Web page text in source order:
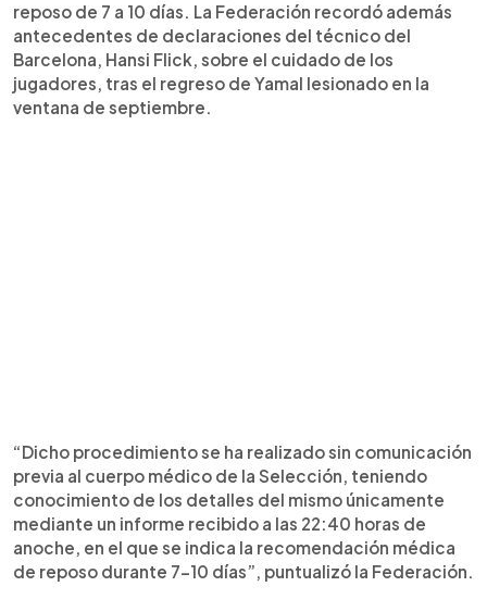
reposo de 7 a 10 días. La Federación recordó además
antecedentes de declaraciones del técnico del
Barcelona, Hansi Flick, sobre el cuidado de los
jugadores, tras el regreso de Yamal lesionado en la
ventana de septiembre.
“Dicho procedimiento se ha realizado sin comunicación
previa al cuerpo médico de la Selección, teniendo
conocimiento de los detalles del mismo únicamente
mediante un informe recibido a las 22:40 horas de
anoche, en el que se indica la recomendación médica
de reposo durante 7-10 días”, puntualizó la Federación.